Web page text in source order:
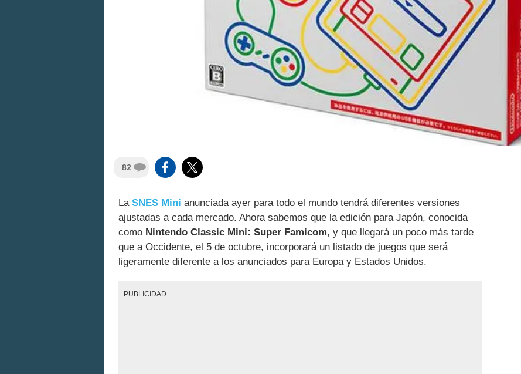
82
La SNES Mini anunciada ayer para todo el mundo tendrá diferentes versiones
ajustadas a cada mercado. Ahora sabemos que la edición para Japón, conocida
como Nintendo Classic Mini: Super Famicom, y que llegará un poco más tarde
que a Occidente, el 5 de octubre, incorporará un listado de juegos que será
ligeramente diferente a los anunciados para Europa y Estados Unidos.
PUBLICIDAD